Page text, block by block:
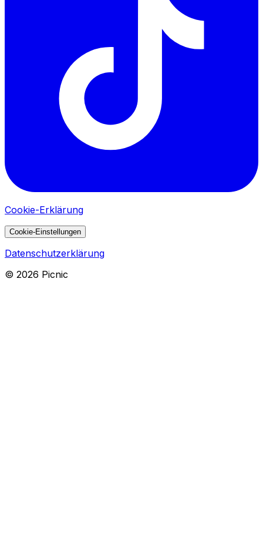
Cookie-Erklärung
Cookie-Einstellungen
Datenschutzerklärung
© 2026 Picnic